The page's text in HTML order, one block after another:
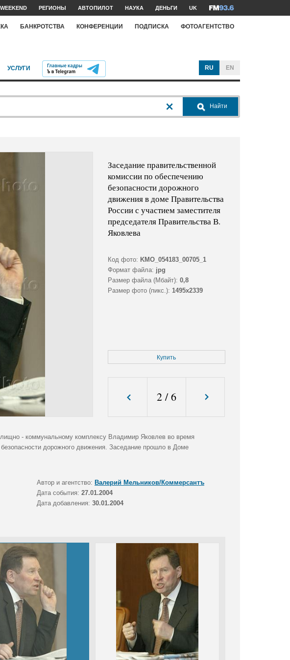
WEEKEND РЕГИОНЫ АВТОПИЛОТ НАУКА ДЕНЬГИ UK
БАНКРОТСТВА КОНФЕРЕНЦИИ ПОДПИСКА ФОТОАГЕНТСТВО
УСЛУГИ RU EN
Найти
Заседание правительственной
комиссии по обеспечению
безопасности дорожного
движения в доме Правительства
России с участием заместителя
председателя Правительства В.
Яковлева
Код фото: KMO_054183_00705_1
Формат файла: jpg
Размер файла (Мбайт): 0,8
Размер фото (пикс.): 1495x2339
Купить
2/6
- коммунальному комплексу Владимир Яковлев во время
дорожного движения. Заседание прошло в Доме
Автор и агентство: Валерий Мельников/Коммерсантъ
Дата события: 27.01.2004
Дата добавления: 30.01.2004